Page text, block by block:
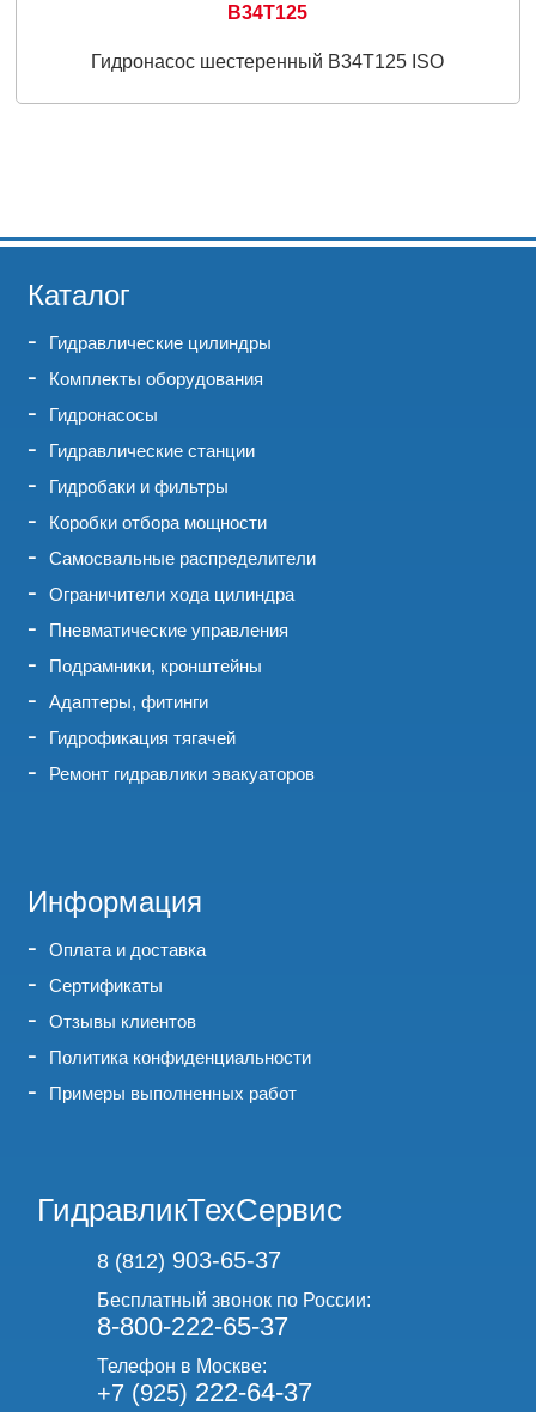
B34T125
Гидронасос шестеренный B34T125 ISO
Каталог
Гидравлические цилиндры
Комплекты оборудования
Гидронасосы
Гидравлические станции
Гидробаки и фильтры
Коробки отбора мощности
Самосвальные распределители
Ограничители хода цилиндра
Пневматические управления
Подрамники, кронштейны
Адаптеры, фитинги
Гидрофикация тягачей
Ремонт гидравлики эвакуаторов
Информация
Оплата и доставка
Сертификаты
Отзывы клиентов
Политика конфиденциальности
Примеры выполненных работ
ГидравликТехСервис
8 (812) 903-65-37
Бесплатный звонок по России:
8-800-222-65-37
Телефон в Москве:
+7 (925) 222-64-37